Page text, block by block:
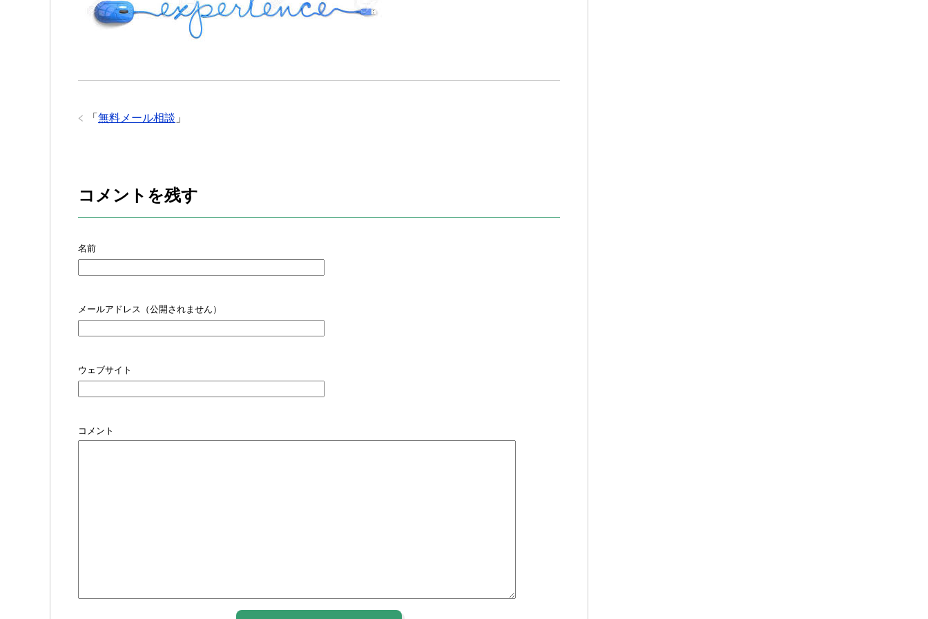
「 無料メール相談 」
コメントを残す
名前
メールアドレス（公開されません）
ウェブサイト
コメント